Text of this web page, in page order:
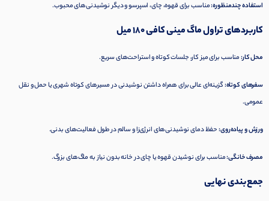
استفاده چندمنظوره:مناسب برای قهوه، چای، اسپرسو و دیگر نوشیدنی‌های محبوب.
کاربردهای تراول ماگ مینی کافی 180 میل
محل کار:مناسب برای میز کار، جلسات کوتاه و استراحت‌های سریع.
سفرهای کوتاه:گزینه‌ای عالی برای همراه داشتن نوشیدنی در مسیرهای کوتاه شهری یا حمل و نقل
عمومی.
ورزش و پیاده‌روی:حفظ دمای نوشیدنی‌های انرژی‌زا و سالم در طول فعالیت‌های بدنی.
مصرف خانگی:مناسب برای نوشیدن قهوه یا چای در خانه بدون نیاز به ماگ‌های بزرگ.
جمع‌بندی نهایی